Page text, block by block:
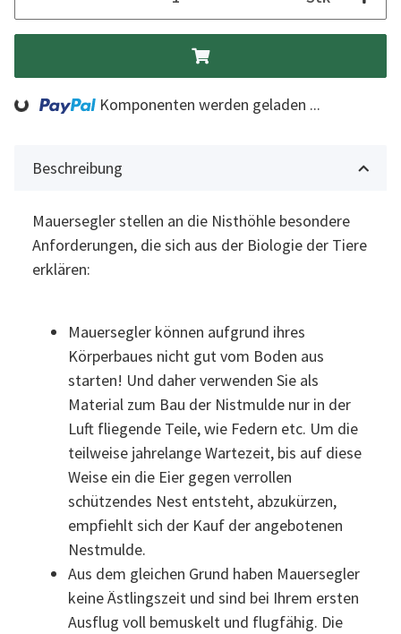
Komponenten werden geladen ...
Beschreibung
Mauersegler stellen an die Nisthöhle besondere
Anforderungen, die sich aus der Biologie der Tiere
erklären:
Mauersegler können aufgrund ihres
Körperbaues nicht gut vom Boden aus
starten! Und daher verwenden Sie als
Material zum Bau der Nistmulde nur in der
Luft fliegende Teile, wie Federn etc. Um die
teilweise jahrelange Wartezeit, bis auf diese
Weise ein die Eier gegen verrollen
schützendes Nest entsteht, abzukürzen,
empfiehlt sich der Kauf der angebotenen
Nestmulde.
Aus dem gleichen Grund haben Mauersegler
keine Ästlingszeit und sind bei Ihrem ersten
Ausflug voll bemuskelt und flugfähig. Die